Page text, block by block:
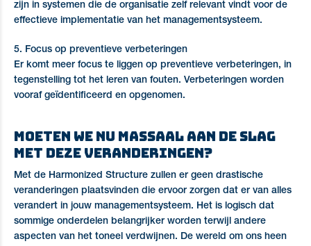
zijn in systemen die de organisatie zelf relevant vindt voor de
effectieve implementatie van het managementsysteem.
5. Focus op preventieve verbeteringen
Er komt meer focus te liggen op preventieve verbeteringen, in
tegenstelling tot het leren van fouten. Verbeteringen worden
vooraf geïdentificeerd en opgenomen.
Moeten we nu massaal aan de slag
met deze veranderingen?
Met de Harmonized Structure zullen er geen drastische
veranderingen plaatsvinden die ervoor zorgen dat er van alles
verandert in jouw managementsysteem. Het is logisch dat
sommige onderdelen belangrijker worden terwijl andere
aspecten van het toneel verdwijnen. De wereld om ons heen